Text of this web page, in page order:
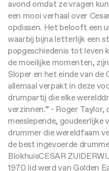
avond omdat ze vragen
een mooi verhaal over
opdissen. Het belooft een
waarbij bijna letterlijk een
popgeschiedenis tot leven
de moeilijke momenten,
Sloper en het einde van de
allemaal verpakt in deze
drumpartij die elke
verzinnen.” - Roger Taylor,
meeslepende, goudeerlijke
drummer die wereldfaam
de best ingevoerde
BlokhuisCESAR
1970 lid werd van Golden